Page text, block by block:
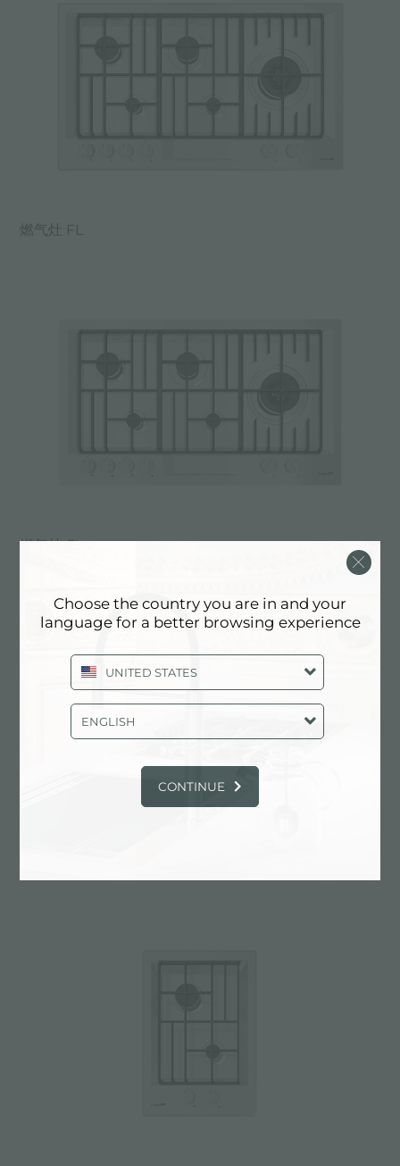
燃气灶 FL
燃气灶 FL
Choose the country you are in and your
language for a better browsing experience
UNITED STATES
ENGLISH
CONTINUE